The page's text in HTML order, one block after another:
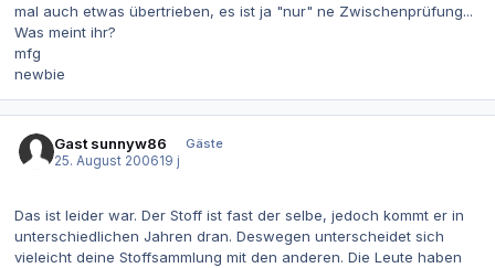
mal auch etwas übertrieben, es ist ja "nur" ne Zwischenprüfung...
Was meint ihr?
mfg
newbie
Gast sunnyw86
Gäste
25. August 200619 j
Das ist leider war. Der Stoff ist fast der selbe, jedoch kommt er in
unterschiedlichen Jahren dran. Deswegen unterscheidet sich
vieleicht deine Stoffsammlung mit den anderen. Die Leute haben